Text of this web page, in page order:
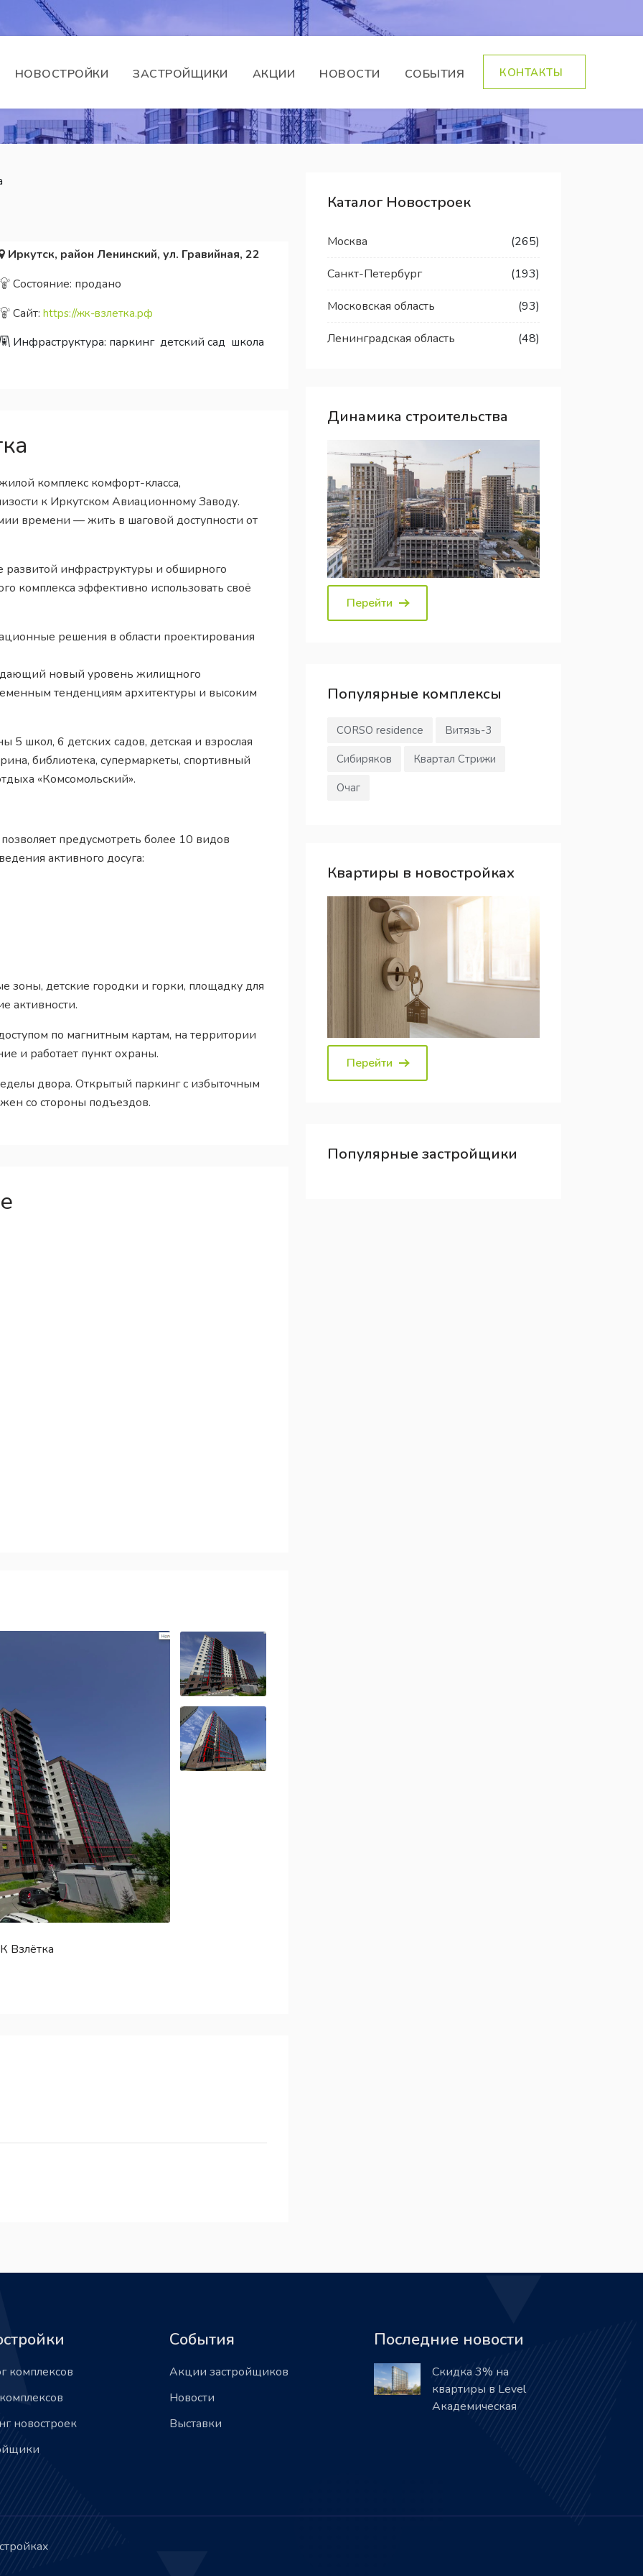
НОВОСТРОЙКИ ЗАСТРОЙЩИКИ АКЦИИ НОВОСТИ СОБЫТИЯ КОНТАКТЫ
Иркутск, район Ленинский, ул. Гравийная, 22
Состояние: продано
Сайт: https://жк-взлетка.рф
Инфраструктура: паркинг детский сад школа
комплекс комфорт-класса,
к Иркутском Авиационному Заводу.
времени — жить в шаговой доступности от
развитой инфраструктуры и обширного
комплекса эффективно использовать своё
решения в области проектирования
новый уровень жилищного
тенденциям архитектуры и высоким
школ, 6 детских садов, детская и взрослая
библиотека, супермаркеты, спортивный
«Комсомольский».
предусмотреть более 10 видов
активного досуга:
зоны, детские городки и горки, площадку для
активности.
по магнитным картам, на территории
и работает пункт охраны.
двора. Открытый паркинг с избыточным
со стороны подъездов.
Взлётка
Каталог Новостроек
Москва (265)
Санкт-Петербург (193)
Московская область (93)
Ленинградская область (48)
Динамика строительства
Перейти
Популярные комплексы
CORSO residence
Витязь-3
Сибиряков
Квартал Стрижи
Очаг
Квартиры в новостройках
Перейти
Популярные застройщики
комплексов
новостроек
События
Акции застройщиков
Новости
Выставки
Последние новости
Скидка 3% на
квартиры в Level
Академическая